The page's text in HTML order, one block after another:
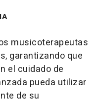
musicoterapeutas
garantizando que
el cuidado de
pueda utilizar
de su